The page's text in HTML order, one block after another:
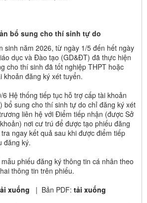
bổ sung cho thí sinh tự do
sinh năm 2026, từ ngày 1/5 đến hết ngày
dục và Đào tạo (GD&ĐT) đã thực hiện
cho thí sinh đã tốt nghiệp THPT hoặc
khoản đăng ký xét tuyển.
Hệ thống tiếp tục hỗ trợ cấp tài khoản
bổ sung cho thí sinh tự do chỉ đăng ký xét
liên hệ với Điểm tiếp nhận (được Sở
nơi cư trú để được tạo phiếu đăng
ngay kết quả sau khi được điểm tiếp
đăng ký.
phiếu đăng ký thông tin cá nhân theo
thông tin trên phiếu.
xuống | Bản PDF: tải xuống